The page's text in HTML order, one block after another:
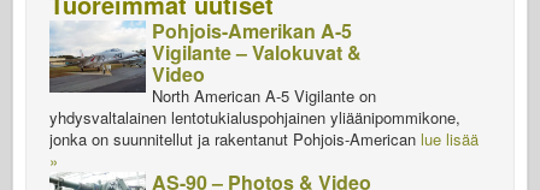
Pohjois-Amerikan A-5
Vigilante – Valokuvat &
Video
North American A-5 Vigilante on
yhdysvaltalainen lentotukialuspohjainen yliäänipommikone,
jonka on suunnitellut ja rakentanut Pohjois-American lue lisää
»
AS-90 – Photos & Video